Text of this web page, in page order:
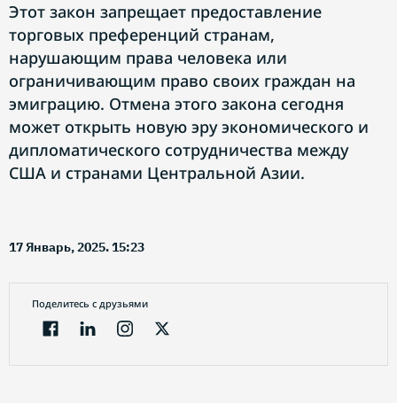
Этот закон запрещает предоставление
торговых преференций странам,
нарушающим права человека или
ограничивающим право своих граждан на
эмиграцию. Отмена этого закона сегодня
может открыть новую эру экономического и
дипломатического сотрудничества между
США и странами Центральной Азии.
17 Январь, 2025. 15:23
Поделитесь с друзьями